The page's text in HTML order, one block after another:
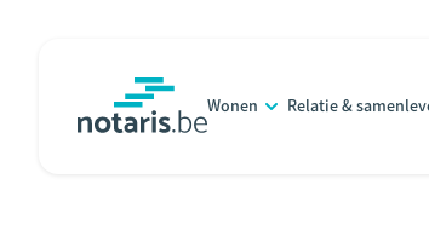
Wonen Relatie &